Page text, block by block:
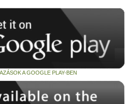
A GOOGLE PLAY-BEN